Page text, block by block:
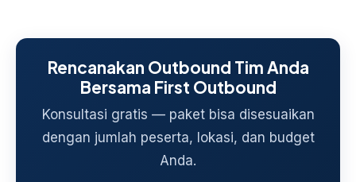
Rencanakan Outbound Tim Anda
Bersama First Outbound
Konsultasi gratis — paket bisa disesuaikan
dengan jumlah peserta, lokasi, dan budget
Anda.